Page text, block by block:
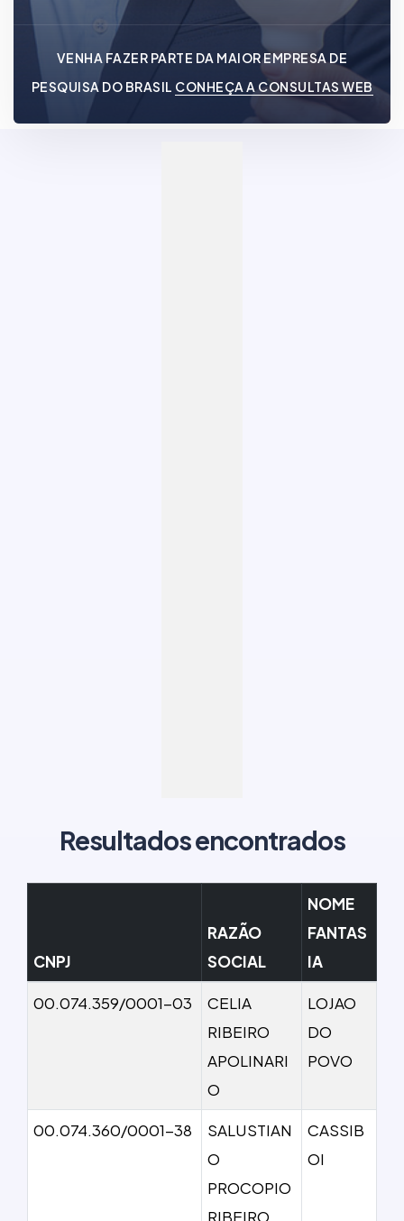
VENHA FAZER PARTE DA MAIOR EMPRESA DE
PESQUISA DO BRASIL CONHEÇA A CONSULTAS WEB
Resultados encontrados
CNPJ
RAZÃO
SOCIAL
NOME
FANTAS
IA
00.074.359/0001-03
CELIA
RIBEIRO
APOLINARI
O
LOJAO
DO
POVO
00.074.360/0001-38
SALUSTIAN
O
PROCOPIO
RIBEIRO
CASSIB
OI